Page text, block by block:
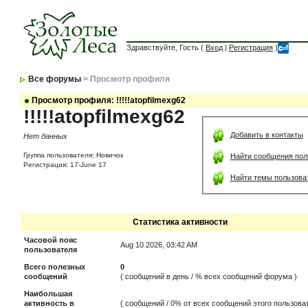
Здравствуйте, Гость ( Вход | Регистрация )
Все форумы > Просмотр профиля
Просмотр профиля: !!!!!atopfilmexg62
!!!!!atopfilmexg62
Нет данных
Группа пользователя: Новичок
Регистрация: 17-June 17
Добавить в контакты
Найти сообщения
Найти темы
Статистика активности
Часовой пояс
пользователя
Aug 10 2026, 03:42 AM
Всего полезных
сообщений
0
( сообщений в день / % всех сообщений форума )
Наибольшая
активность в
( сообщений / 0% от всех сообщений этого